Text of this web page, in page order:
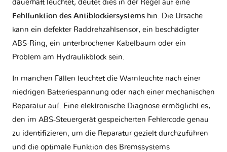
dauerhaft leuchtet, deutet dies in der Regel auf eine
Fehlfunktion des Antiblockiersystems hin. Die Ursache
kann ein defekter Raddrehzahlsensor, ein beschädigter
ABS-Ring, ein unterbrochener Kabelbaum oder ein
Problem am Hydraulikblock sein.
In manchen Fällen leuchtet die Warnleuchte nach einer
niedrigen Batteriespannung oder nach einer mechanischen
Reparatur auf. Eine elektronische Diagnose ermöglicht es,
den im ABS-Steuergerät gespeicherten Fehlercode genau
zu identifizieren, um die Reparatur gezielt durchzuführen
und die optimale Funktion des Bremssystems